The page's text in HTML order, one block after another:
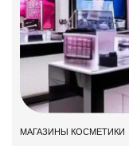
МАГАЗИНЫ КОСМЕТИКИ